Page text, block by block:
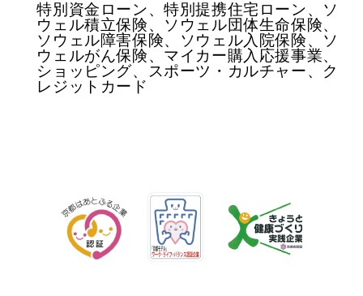
特別資金ローン、特別提携住宅ローン、ソ
ウェル積立保険、ソウェル団体生命保険、
ソウェル障害保険、ソウェル入院保険、ソ
ウェルがん保険、マイカー購入応援事業、
ショッピング、スポーツ・カルチャー、ク
レジットカード